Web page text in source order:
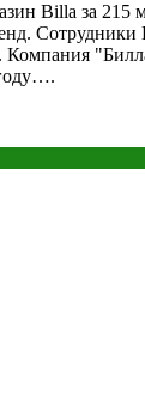
Billа за 215
Сотрудники
Компания